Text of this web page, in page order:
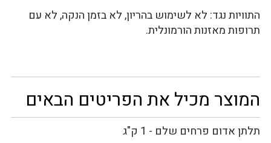
התוויות נגד: לא לשימוש בהריון, לא בזמן הנקה, לא עם
תרופות מאזנות הורמונלית.
המוצר מכיל את הפריטים הבאים
תלתן אדום פרחים שלם - 1 ק"ג